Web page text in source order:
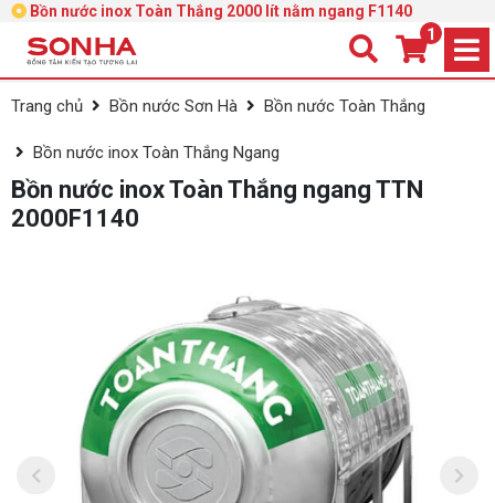
Bồn nước inox Toàn Thắng 2000 lít nằm ngang F1140
1
Trang chủ Bồn nước Sơn Hà Bồn nước Toàn Thắng
Bồn nước inox Toàn Thắng Ngang
Bồn nước inox Toàn Thắng ngang TTN
2000F1140